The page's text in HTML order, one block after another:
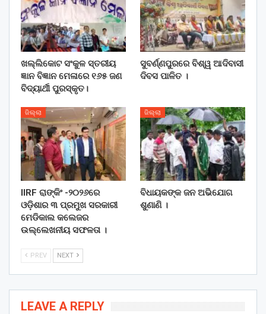
ଖଲ୍ଲିକୋଟ ସଂକୁଳ ସ୍ତରୀୟ
ଜ୍ଞାନ ବିଜ୍ଞାନ ମେଳାରେ ୧୬୫ ଜଣ
ବିଦ୍ୟାର୍ଥୀ ପୁରସ୍କୃତ।
ସୁବର୍ଣ୍ଣପୁରରେ ବିଶ୍ୱ ଆଦିବାସୀ
ଦିବସ ପାଳିତ ।
ଜିଲ୍ଲା
IIRF ରାଙ୍କିଂ -୨୦୨୬ରେ
ଓଡ଼ିଶାର ୩ ପ୍ରମୁଖ ସରକାରୀ
ମେଡିକାଲ କଲେଜର
ଉଲ୍ଲେଖନୀୟ ସଫଳତା ।
ଜିଲ୍ଲା
ବିଧାୟକଙ୍କ ଜନ ଅଭିଯୋଗ
ଶୁଣାଣି ।
PREV NEXT
LEAVE A REPLY